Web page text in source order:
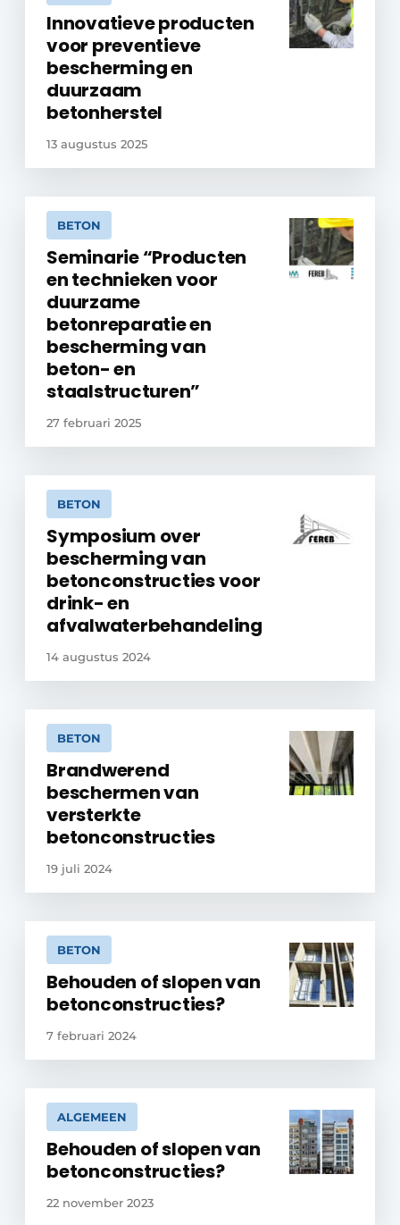
Innovatieve producten
voor preventieve
bescherming en
duurzaam
betonherstel
13 augustus 2025
BETON
Seminarie “Producten
en technieken voor
duurzame
betonreparatie en
bescherming van
beton- en
staalstructuren”
27 februari 2025
BETON
Symposium over
bescherming van
betonconstructies voor
drink- en
afvalwaterbehandeling
14 augustus 2024
BETON
Brandwerend
beschermen van
versterkte
betonconstructies
19 juli 2024
BETON
Behouden of slopen van
betonconstructies?
7 februari 2024
ALGEMEEN
Behouden of slopen van
betonconstructies?
22 november 2023